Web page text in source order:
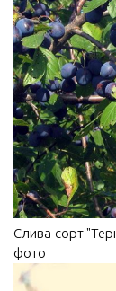
Слива сорт
фото